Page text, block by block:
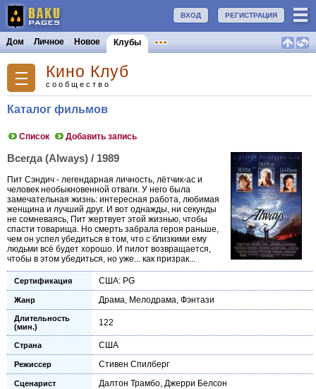
РЕГИСТРАЦИЯ
ВХОД
Дом Личное Новое Клубы
Кино Клуб
сообщество
Каталог фильмов
Список Добавить запись
Всегда (Always) / 1989
Пит Сэндич - легендарная личность, лётчик-ас и
человек необыкновенной отваги. У него была
замечательная жизнь: интересная работа, любимая
женщина и лучший друг. И вот однажды, ни секунды
не сомневаясь, Пит жертвует этой жизнью, чтобы
спасти товарища. Но смерть забрала героя раньше,
чем он успел убедиться в том, что с близкими ему
людьми всё будет хорошо. И пилот возвращается,
чтобы в этом убедиться, но уже... как призрак...
Сертификация США: PG
Жанр Драма, Мелодрама, Фэнтази
Длительность
(мин.)
122
Страна США
Режиссер Стивен Спилберг
Сценарист Далтон Трамбо, Джерри Белсон